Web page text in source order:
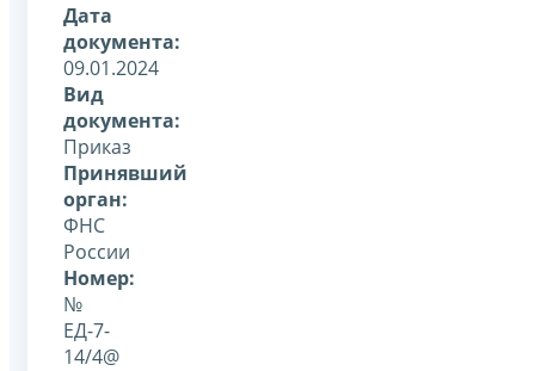
Дата
документа:
09.01.2024
Вид
документа:
Приказ
Принявший
орган:
ФНС
России
Номер:
№
ЕД-7-
14/4@